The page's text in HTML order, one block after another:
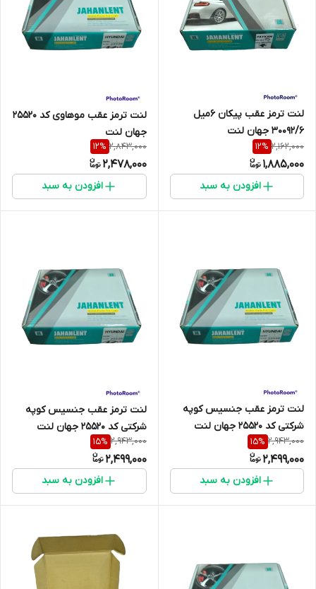
لنت ترمز عقب پیکان 6میل
30092/6 جهان لنت
2,162,000
12%
1,885,000
افزودن به سبد
لنت ترمز عقب موهاوی کد 25520
جهان لنت
2,843,000
12%
2,478,000
افزودن به سبد
لنت ترمز عقب جنسیس کوپه
شرکتی کد 25520 جهان لنت
2,943,000
15%
2,499,000
افزودن به سبد
لنت ترمز عقب جنسیس کوپه
شرکتی کد 25520 جهان لنت
2,943,000
15%
2,499,000
افزودن به سبد